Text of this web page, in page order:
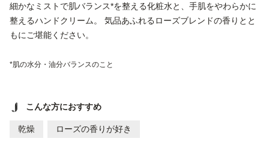
細かなミストで肌バランス*を整える化粧水と、手肌をやわらかに
整えるハンドクリーム。 気品あふれるローズブレンドの香りとと
もにご堪能ください。
*肌の水分・油分バランスのこと
こんな方におすすめ
乾燥 ローズの香りが好き